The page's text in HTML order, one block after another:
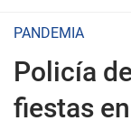
PANDEMIA
Policía
fiestas